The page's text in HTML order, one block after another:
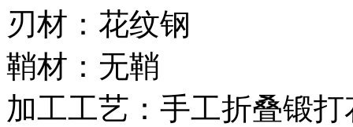
刃材：花纹钢
鞘材：无鞘
加工工艺：手工折叠锻